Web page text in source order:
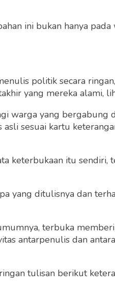
ini bukan hanya
politik secara
yang mereka alami,
warga yang bergabung
sesuai kartu
keterbukaan itu sendiri,
yang ditulisnya dan
terbuka
antarpenulis dan
tulisan berikut